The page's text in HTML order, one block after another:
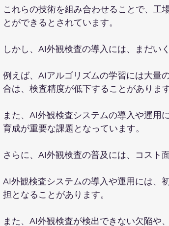
これらの技術を組み合わせることで、工
とができるとされています。
しかし、AI外観検査の導入には、まだい
例えば、AIアルゴリズムの学習には大量
合は、検査精度が低下することがあります
また、AI外観検査システムの導入や運用
育成が重要な課題となっています。
さらに、AI外観検査の普及には、コスト
AI外観検査システムの導入や運用には、
担となることがあります。
また、AI外観検査が検出できない欠陥や